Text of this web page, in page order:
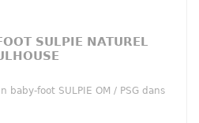
SULPIE NATUREL
baby-foot SULPIE OM / PSG dans